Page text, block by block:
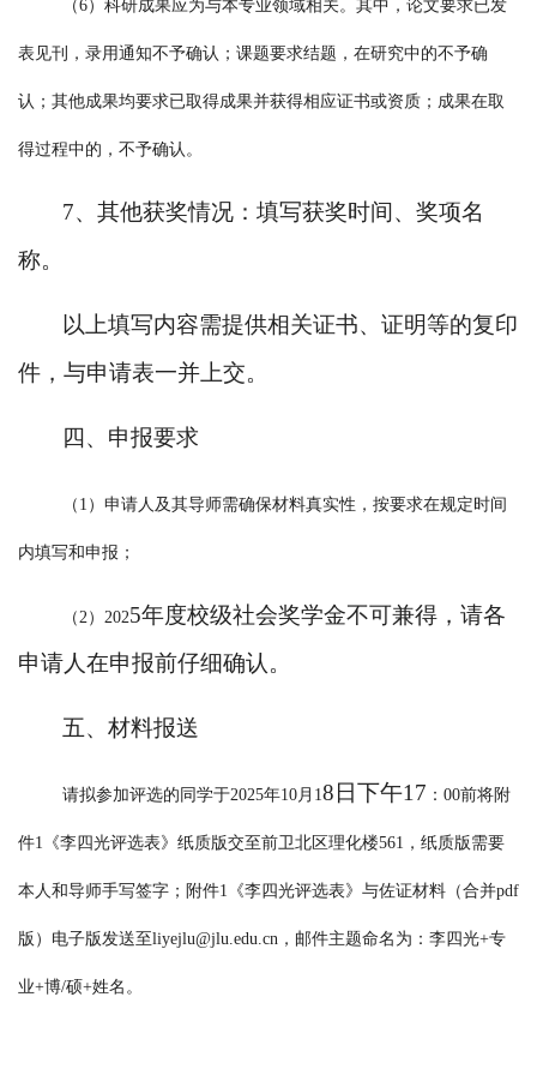
（6）科研成果应为与本专业领域相关。其中，论文要求已发
表见刊，录用通知不予确认；课题要求结题，在研究中的不予确
认；其他成果均要求已取得成果并获得相应证书或资质；成果在取
得过程中的，不予确认。
7、其他获奖情况：填写获奖时间、奖项名
称。
以上填写内容需提供相关证书、证明等的复印
件，与申请表一并上交。
四、申报要求
（ 1）申请人及其导师需确保材料真实性，按要求在规定时间
内填写和申报；
（2）2025年度校级社会奖学金不可兼得，请各
申请人在申报前仔细确认。
五、材料报送
请拟参加评选的同学于2025年10月18 日下午1 7 ： 00前将附
件1《李四光评选表》纸质版交至前卫北区理化楼561，纸质版需要
本人和导师手写签字；附件1《李四光评选表》与佐证材料（合并pdf
版）电子版发送至liyejlu@jlu.edu.cn，邮件主题命名为：李四光+专
业+博/硕+姓名。